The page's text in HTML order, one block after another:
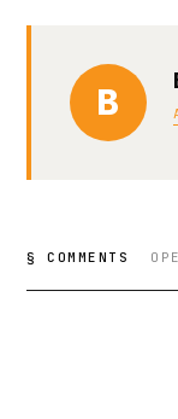
B
§ COMMENTS